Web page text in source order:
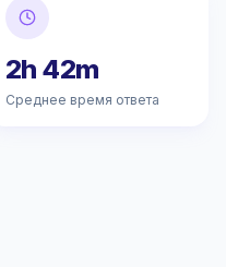
2h 42m
Среднее время ответа